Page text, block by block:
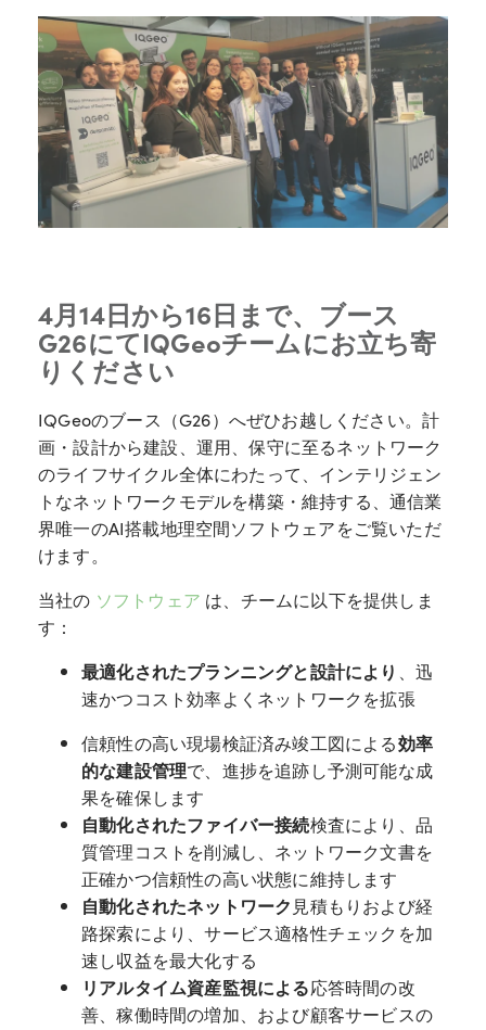
4月14日から16日まで、ブース
G26にてIQGeoチームにお立ち寄
りください
IQGeoのブース（G26）へぜひお越しください。計
画・設計から建設、運用、保守に至るネットワーク
のライフサイクル全体にわたって、インテリジェン
トなネットワークモデルを構築・維持する、通信業
界唯一のAI搭載地理空間ソフトウェアをご覧いただ
けます。
当社の ソフトウェア は、チームに以下を提供しま
す：
最適化されたプランニングと設計により
、迅
速かつコスト効率よくネットワークを拡張
信頼性の高い現場検証済み竣工図による効率
的な建設管理で、進捗を追跡し予測可能な成
果を確保します
自動化されたファイバー接続検査により、品
質管理コストを削減し、ネットワーク文書を
正確かつ信頼性の高い状態に維持します
自動化されたネットワーク 見積もりおよび経
路探索により、サービス適格性チェックを加
速し収益を最大化する
リアルタイム資産監視による応答時間の改
善、稼働時間の増加、および顧客サービスの